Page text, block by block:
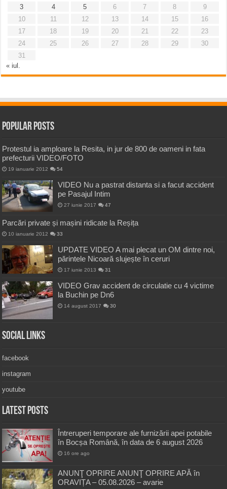
3
4 5 6 7 8
9
10
11 12 13 14 15
16
17
18 19 20 21 22
23
24
25 26 27 28 29
30
31
« iul.
Popular Posts
Protestul ia amploare la Resita, in jur de 800 de oameni in fata
prefecturii VIDEO/FOTO
19 ianuarie 2012 54
VIDEO Nu a pastrat distanta si a facut accident
pe Pasajul Intim
27 iunie 2017 47
Parcări private și mașini ridicate la Reșița
10 ianuarie 2012 33
UPDATE VIDEO A mai plecat un OM dintre noi,
părintele Nicoară slujește în ceruri
17 iunie 2013 31
VIDEO Grav accident de circulatie cu 4 victime
la Buchin pe Dn6
14 august 2017 30
Social Links
facebook
instagram
youtube
Latest Posts
Întreruperi temporare ale furnizării apei potabile
în Bocșa Română, în data de 6 august 2026
16 ore ago
ANUNŢ OPRIRE ANUNŢ OPRIRE APĂ în
ORAVIȚA – 05.08.2026 – avarie